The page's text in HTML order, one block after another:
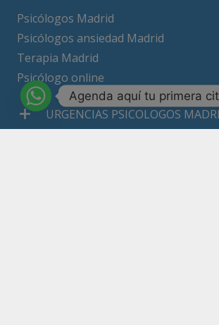
Psicólogos Madrid
Psicólogos ansiedad Madrid
Terapia Madrid
Psicólogo online
URGENCIAS PSICOLOGOS
Agenda aquí tu primera